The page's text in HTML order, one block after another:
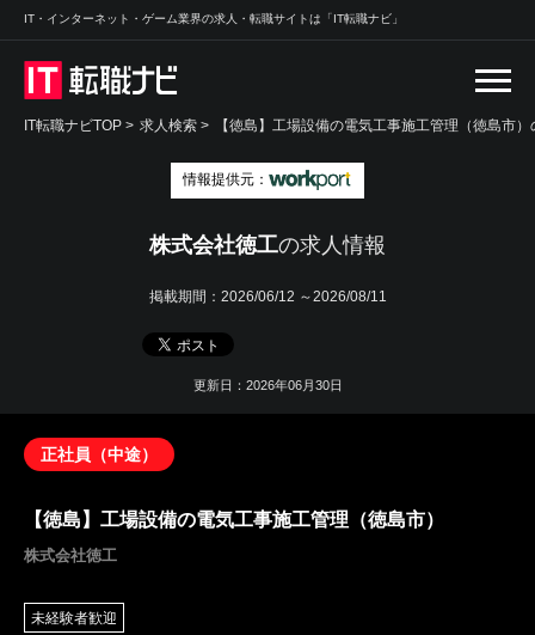
IT・インターネット・ゲーム業界の求人・転職サイトは「IT転職ナビ」
IT転職ナビTOP > 求人検索 > 【徳島】工場設備の電気工事施工管理（徳島市
情報提供元：
株式会社徳工の求人情報
掲載期間： 2026/06/12 ～2026/08/11
更新日：2026年06月30日
正社員（中途）
【徳島】工場設備の電気工事施工管理（徳島市）
株式会社徳工
未経験者歓迎